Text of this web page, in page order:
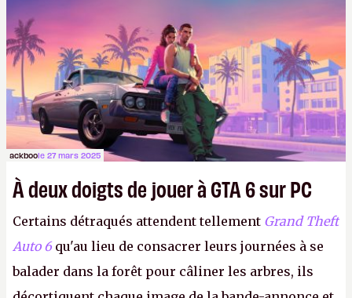
précisément la cybersécurité. J’ai déjà le titre du
prochain épisode : BlackBerry se restructure et se
concentre sur le marché porteur du gâteau-
hérisson.
ackboole 27 mars 2025
À deux doigts de jouer à GTA 6 sur PC
Certains détraqués attendent tellement Grand Theft
Auto 6 qu'au lieu de consacrer leurs journées à se
balader dans la forêt pour câliner les arbres, ils